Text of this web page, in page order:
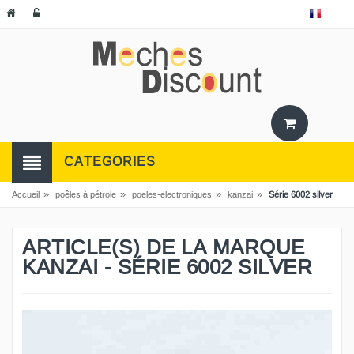
CATEGORIES
Accueil » poêles à pétrole » poeles-electroniques » kanzai » Série 6002 silver
ARTICLE(S) DE LA MARQUE
KANZAI - SÉRIE 6002 SILVER